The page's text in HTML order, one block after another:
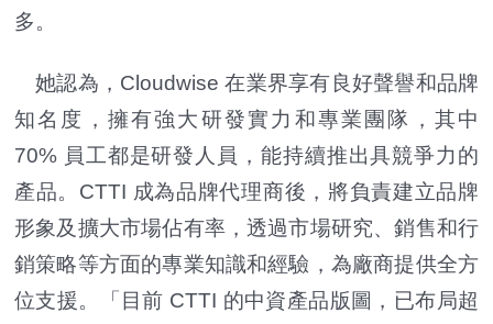
多。
她認為，Cloudwise 在業界享有良好聲譽和品牌
知名度，擁有強大研發實力和專業團隊，其中
70% 員工都是研發人員，能持續推出具競爭力的
產品。CTTI 成為品牌代理商後，將負責建立品牌
形象及擴大市場佔有率，透過市場研究、銷售和行
銷策略等方面的專業知識和經驗，為廠商提供全方
位支援。「目前 CTTI 的中資產品版圖，已布局超